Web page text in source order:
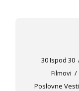
30 Ispod 30
Filmovi
Poslovne Vesti